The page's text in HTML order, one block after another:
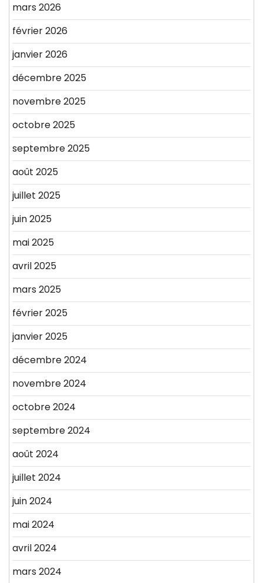
mars 2026
février 2026
janvier 2026
décembre 2025
novembre 2025
octobre 2025
septembre 2025
août 2025
juillet 2025
juin 2025
mai 2025
avril 2025
mars 2025
février 2025
janvier 2025
décembre 2024
novembre 2024
octobre 2024
septembre 2024
août 2024
juillet 2024
juin 2024
mai 2024
avril 2024
mars 2024